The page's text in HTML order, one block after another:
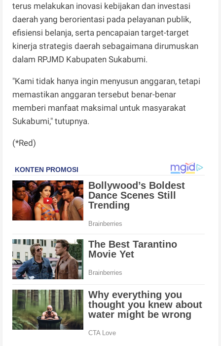
terus melakukan inovasi kebijakan dan investasi
daerah yang berorientasi pada pelayanan publik,
efisiensi belanja, serta pencapaian target-target
kinerja strategis daerah sebagaimana dirumuskan
dalam RPJMD Kabupaten Sukabumi.
"Kami tidak hanya ingin menyusun anggaran, tetapi
memastikan anggaran tersebut benar-benar
memberi manfaat maksimal untuk masyarakat
Sukabumi," tutupnya.
(*Red)